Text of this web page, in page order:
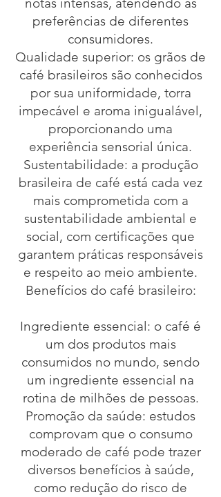
preferências de diferentes
consumidores.
Qualidade superior: os grãos de
café brasileiros são conhecidos
por sua uniformidade, torra
impecável e aroma inigualável,
proporcionando uma
experiência sensorial única.
Sustentabilidade: a produção
brasileira de café está cada vez
mais comprometida com a
sustentabilidade ambiental e
social, com certificações que
garantem práticas responsáveis
e respeito ao meio ambiente.
Benefícios do café brasileiro:
Ingrediente essencial: o café é
um dos produtos mais
consumidos no mundo, sendo
um ingrediente essencial na
rotina de milhões de pessoas.
Promoção da saúde: estudos
comprovam que o consumo
moderado de café pode trazer
diversos benefícios à saúde,
como redução do risco de